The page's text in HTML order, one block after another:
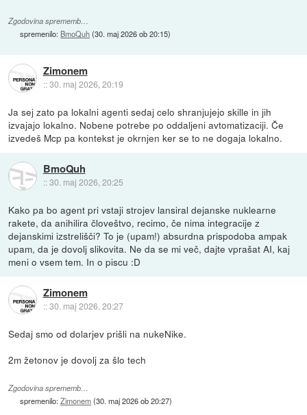
Zgodovina sprememb…
spremenilo: BmoQuh(30. maj 2026 ob 20:15)
Zimonem
::30. maj 2026, 20:19
Ja sej zato pa lokalni agenti sedaj celo shranjujejo skille in jih
izvajajo lokalno. Nobene potrebe po oddaljeni avtomatizaciji. Če
izvedeš Mcp pa kontekst je okrnjen ker se to ne dogaja lokalno.
BmoQuh
::30. maj 2026, 20:25
Kako pa bo agent pri vstaji strojev lansiral dejanske nuklearne
rakete, da anihilira človeštvo, recimo, če nima integracije z
dejanskimi izstrelišči? To je (upam!) absurdna prispodoba ampak
upam, da je dovolj slikovita. Ne da se mi več, dajte vprašat AI, kaj
meni o vsem tem. In o piscu :D
Zimonem
::30. maj 2026, 20:27
Sedaj smo od dolarjev prišli na nukeNike.
2m žetonov je dovolj za šlo tech
Zgodovina sprememb…
spremenilo:Zimonem(30. maj 2026 ob 20:27)